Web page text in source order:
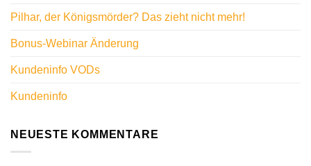
Pilhar, der Königsmörder? Das zieht nicht mehr!
Bonus-Webinar Änderung
Kundeninfo VODs
Kundeninfo
NEUESTE KOMMENTARE